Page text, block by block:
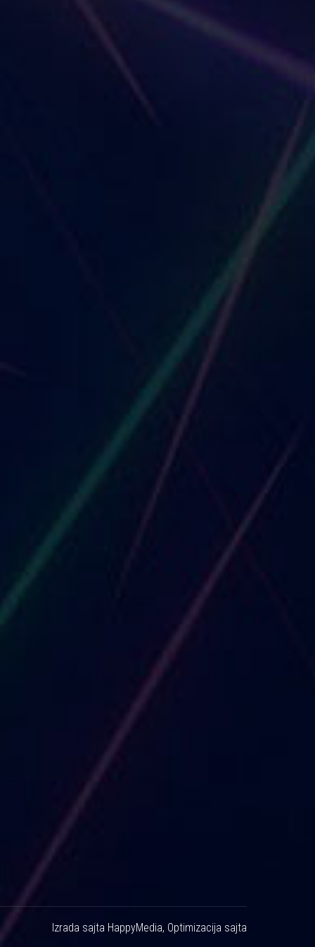
Izrada sajta HappyMedia, Optimizacija sajta